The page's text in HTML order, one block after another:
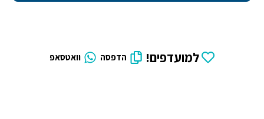
למועדפים! הדפסה וואטסאפ